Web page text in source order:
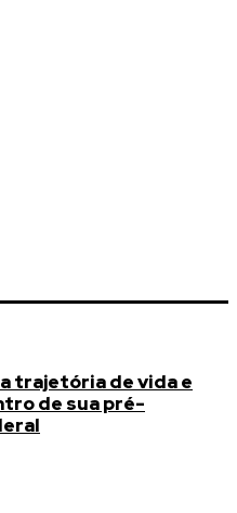
trajetória de vida e
de sua pré-